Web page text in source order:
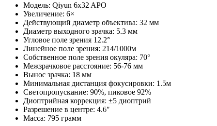
Модель: Qiyun 6x32 APO
Увеличение: 6×
Действующий диаметр объектива: 32 мм
Диаметр выходного зрачка: 5.3 мм
Угловое поле зрения 12.2°
Линейное поле зрения: 214/1000м
Собственное поле зрения окуляра: 70°
Межзрачковое расстояние: 56-76 мм
Вынос зрачка: 18 мм
Минимальная дистанция фокусировки: 1.5м
Светопропускание: 90%, пиковое 92%
Диоптрийная коррекция: ±5 диоптрий
Разрешение в центре: 4.6″
Масса: 795 грамм